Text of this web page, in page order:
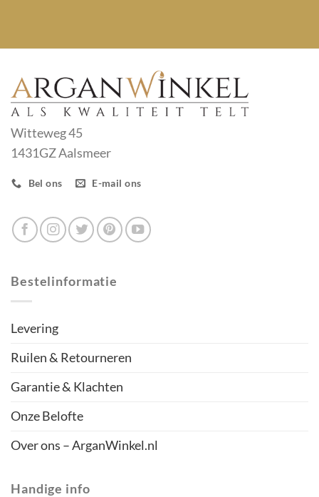
Witteweg 45
1431GZ Aalsmeer
Bel ons E-mail ons
Bestelinformatie
Levering
Ruilen & Retourneren
Garantie & Klachten
Onze Belofte
Over ons – ArganWinkel.nl
Handige info